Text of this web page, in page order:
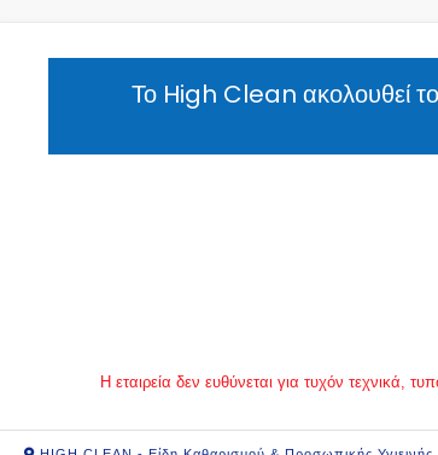
Το High Clean ακολουθεί
Η εταιρεία δεν ευθύνεται για τυχόν τεχνικά,